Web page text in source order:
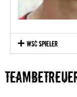
WSC Spieler